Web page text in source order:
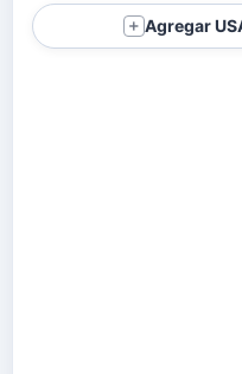
＋ Agregar